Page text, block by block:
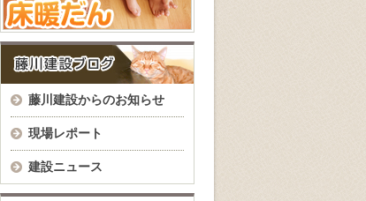
藤川建設からのお知らせ
現場レポート
建設ニュース